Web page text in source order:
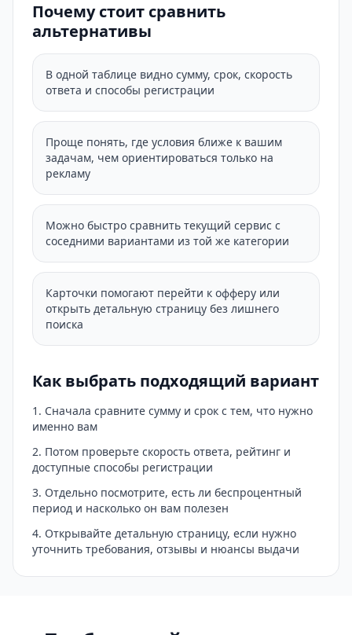
Почему стоит сравнить
альтернативы
В одной таблице видно сумму, срок, скорость
ответа и способы регистрации
Проще понять, где условия ближе к вашим
задачам, чем ориентироваться только на
рекламу
Можно быстро сравнить текущий сервис с
соседними вариантами из той же категории
Карточки помогают перейти к офферу или
открыть детальную страницу без лишнего
поиска
Как выбрать подходящий вариант
Сначала сравните сумму и срок с тем, что нужно
именно вам
Потом проверьте скорость ответа, рейтинг и
доступные способы регистрации
Отдельно посмотрите, есть ли беспроцентный
период и насколько он вам полезен
Открывайте детальную страницу, если нужно
уточнить требования, отзывы и нюансы выдачи